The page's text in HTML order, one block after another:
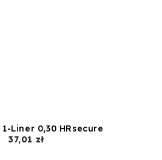
Liner 0,30 HRsecure
37,01 złCena